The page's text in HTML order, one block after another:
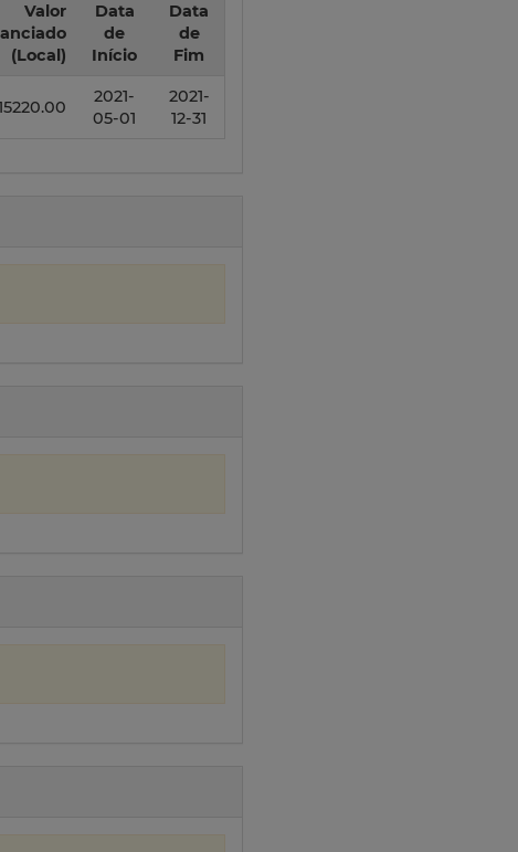
Valor
(Local)
Data
de
Início
Data
de
Fim
2021-
05-01
2021-
12-31